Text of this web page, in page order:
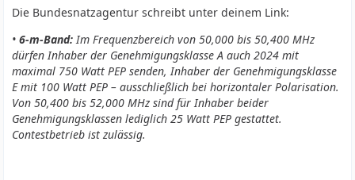
Die Bundesnatzagentur schreibt unter deinem Link:
•6-m-Band:Im Frequenzbereich von 50,000 bis 50,400 MHz
dürfen Inhaber der Genehmigungs­klasse A auch 2024 mit
maximal 750 Watt PEP senden, Inhaber der Genehmigungsklasse
E mit 100 Watt PEP – ausschließlich bei horizontaler Polarisation.
Von 50,400 bis 52,000 MHz sind für Inhaber beider
Genehmigungsklassen lediglich 25 Watt PEP gestattet.
Contestbetrieb ist zulässig.